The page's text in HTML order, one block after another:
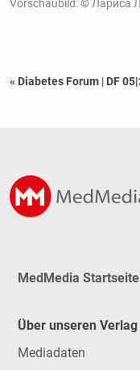
Vorschaubild: © Лариса
« Diabetes Forum | DF
MedMedia Startseite
Über unseren Verlag
Mediadaten